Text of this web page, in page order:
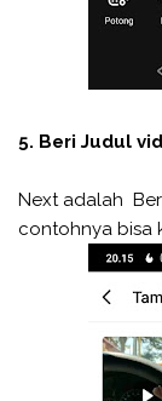
5. Beri Judul
Next adalah
contohnya bisa